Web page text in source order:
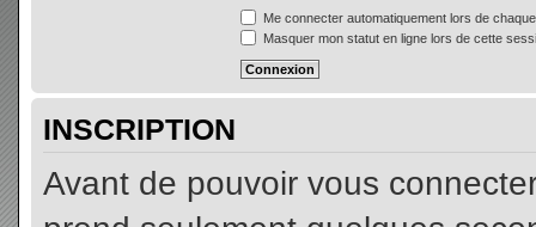
Me connecter automatiquement lors de
Masquer mon statut en ligne lors de cette
INSCRIPTION
Avant de pouvoir vous